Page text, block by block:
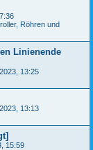
Röhren und
Linienende
13:25
13:13
15:59